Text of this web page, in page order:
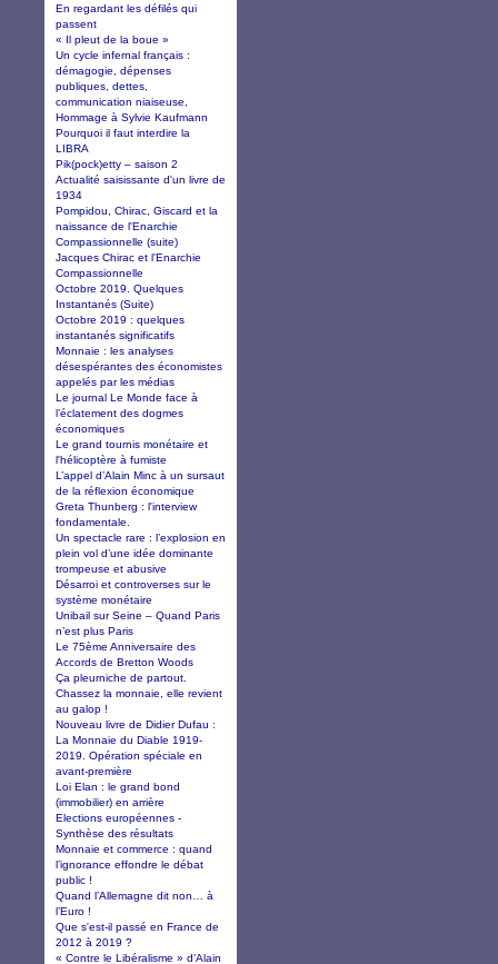
En regardant les défilés qui
passent
« Il pleut de la boue »
Un cycle infernal français :
démagogie, dépenses
publiques, dettes,
communication niaiseuse,
Hommage à Sylvie Kaufmann
Pourquoi il faut interdire la
LIBRA
Pik(pock)etty – saison 2
Actualité saisissante d'un livre de
1934
Pompidou, Chirac, Giscard et la
naissance de l'Enarchie
Compassionnelle (suite)
Jacques Chirac et l'Enarchie
Compassionnelle
Octobre 2019. Quelques
Instantanés (Suite)
Octobre 2019 : quelques
instantanés significatifs
Monnaie : les analyses
désespérantes des économistes
appelés par les médias
Le journal Le Monde face à
l’éclatement des dogmes
économiques
Le grand tournis monétaire et
l'hélicoptère à fumiste
L’appel d’Alain Minc à un sursaut
de la réflexion économique
Greta Thunberg : l'interview
fondamentale.
Un spectacle rare : l’explosion en
plein vol d’une idée dominante
trompeuse et abusive
Désarroi et controverses sur le
système monétaire
Unibail sur Seine – Quand Paris
n’est plus Paris
Le 75ème Anniversaire des
Accords de Bretton Woods
Ça pleurniche de partout.
Chassez la monnaie, elle revient
au galop !
Nouveau livre de Didier Dufau :
La Monnaie du Diable 1919-
2019. Opération spéciale en
avant-première
Loi Elan : le grand bond
(immobilier) en arrière
Elections européennes -
Synthèse des résultats
Monnaie et commerce : quand
l’ignorance effondre le débat
public !
Quand l’Allemagne dit non… à
l’Euro !
Que s'est-il passé en France de
2012 à 2019 ?
« Contre le Libéralisme » d’Alain